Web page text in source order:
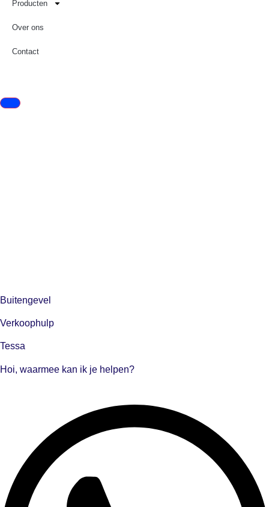
Producten
Over ons
Contact
Buitengevel
Verkoophulp
Tessa
Hoi, waarmee kan ik je helpen?